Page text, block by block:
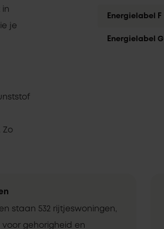
in
je
Energielabel F
Energielabel G
Zo
staan 532 rijtjeswoningen,
gehorigheid en